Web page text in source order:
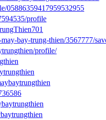
05886359417959532955
profile
bay-trung-thien/3567777/
profile/